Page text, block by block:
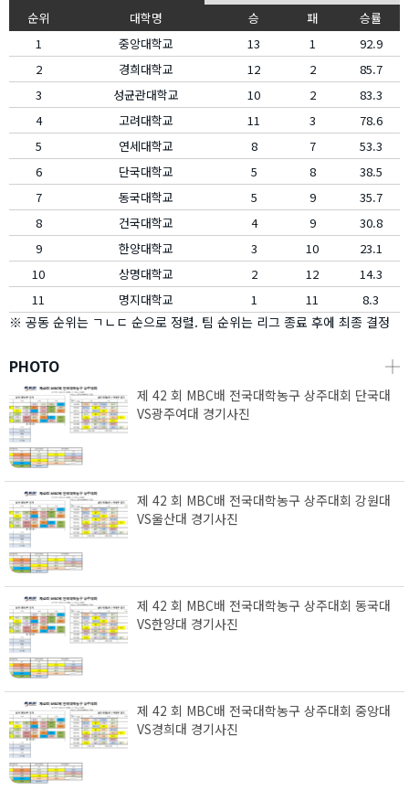
순위 대학명 승 패
승률
1
중앙대학교 13 1
92.9
2
경희대학교 12 2
85.7
3
성균관대학교 10 2
83.3
4
고려대학교 11 3
78.6
5
연세대학교 8 7
53.3
6
단국대학교 5 8
38.5
7
동국대학교 5 9
35.7
8
건국대학교 4 9
30.8
9
한양대학교 3 10
23.1
10
상명대학교 2 12
14.3
11
명지대학교 1 11 8.3
※ 공동 순위는 ㄱㄴㄷ 순으로 정렬. 팀 순위는 리그 종료 후에 최종 결정
PHOTO ┼
제 42 회 MBC배 전국대학농구 상주대회 단국대
VS광주여대 경기사진
제 42 회 MBC배 전국대학농구 상주대회 강원대
VS울산대 경기사진
제 42 회 MBC배 전국대학농구 상주대회 동국대
VS한양대 경기사진
제 42 회 MBC배 전국대학농구 상주대회 중앙대
VS경희대 경기사진